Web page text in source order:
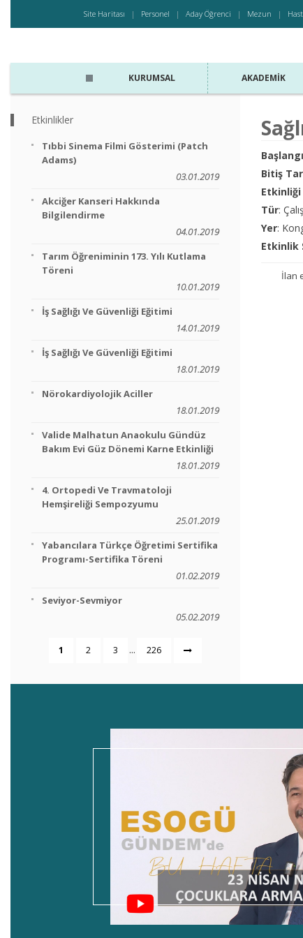
Site Haritası Personel Aday Öğrenci Mezun
KURUMSAL AKADEMIK
Bitiş
Tür:
Yer:
Etkinlik
İlan
Etkinlikler
Tıbbi Sinema Filmi Gösterimi (Patch
Adams)
03.01.2019
Akciğer Kanseri Hakkında
Bilgilendirme
04.01.2019
Tarım Öğreniminin 173. Yılı Kutlama
Töreni
10.01.2019
İş Sağlığı Ve Güvenliği Eğitimi
14.01.2019
İş Sağlığı Ve Güvenliği Eğitimi
18.01.2019
Nörokardiyolojik Aciller
18.01.2019
Valide Malhatun Anaokulu Gündüz
Bakım Evi Güz Dönemi Karne Etkinliği
18.01.2019
4. Ortopedi Ve Travmatoloji
Hemşireliği Sempozyumu
25.01.2019
Yabancılara Türkçe Öğretimi Sertifika
Programı-Sertifika Töreni
01.02.2019
Seviyor-Sevmiyor
05.02.2019
1 2 3 ... 226